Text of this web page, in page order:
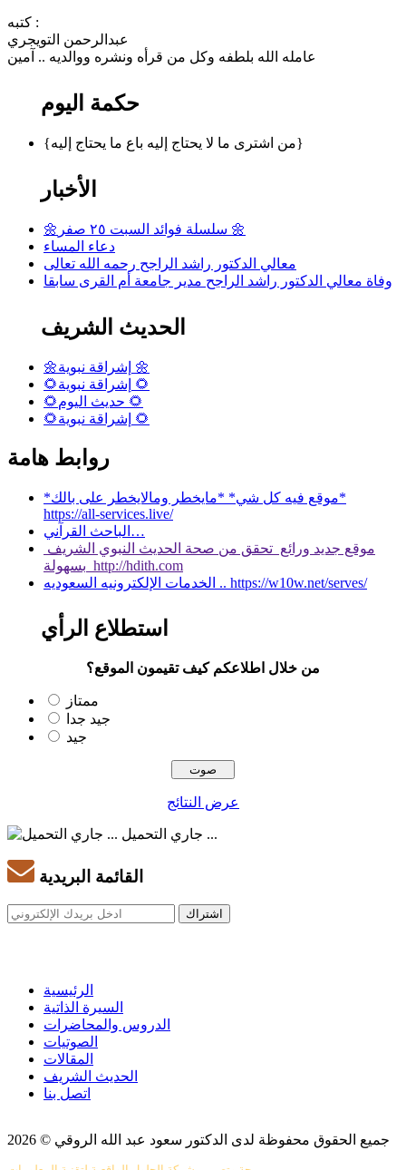
كتبه :
عبدالرحمن التويجري
عامله الله بلطفه وكل من قرأه ونشره ووالديه .. آمين
حكمة اليوم
{من اشترى ما لا يحتاج إليه باع ما يحتاج إليه}
الأخبار
🌼سلسلة فوائد السبت ٢٥ صفر 🌼
دعاء المساء
معالي الدكتور راشد الراجح رحمه الله تعالى
وفاة معالي الدكتور راشد الراجح مدير جامعة أم القرى سابقا
الحديث الشريف
🌼إشراقة نبوية 🌼
🌻إشراقة نبوية 🌻
🌻حديث اليوم 🌻
🌻إشراقة نبوية 🌻
روابط هامة
*موقع فيه كل شي* *مايخطر ومالايخطر على بالك*
https://all-services.live/
الباحث القرآني…
موقع جديد ورائع تحقق من صحة الحديث النبوي الشريف
بسهولة http://hdith.com
الخدمات الإلكترونيه السعوديه .. https://w10w.net/serves/
استطلاع الرأي
من خلال اطلاعكم كيف تقيمون الموقع؟
ممتاز
جيد جدا
جيد
عرض النتائج
جاري التحميل ...
القائمة البريدية
الرئيسية
السيرة الذاتية
الدروس والمحاضرات
الصوتيات
المقالات
الحديث الشريف
اتصل بنا
جميع الحقوق محفوظة لدى الدكتور سعود عبد الله الروقي © 2026